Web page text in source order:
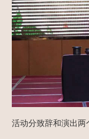
活动分致辞和演出两